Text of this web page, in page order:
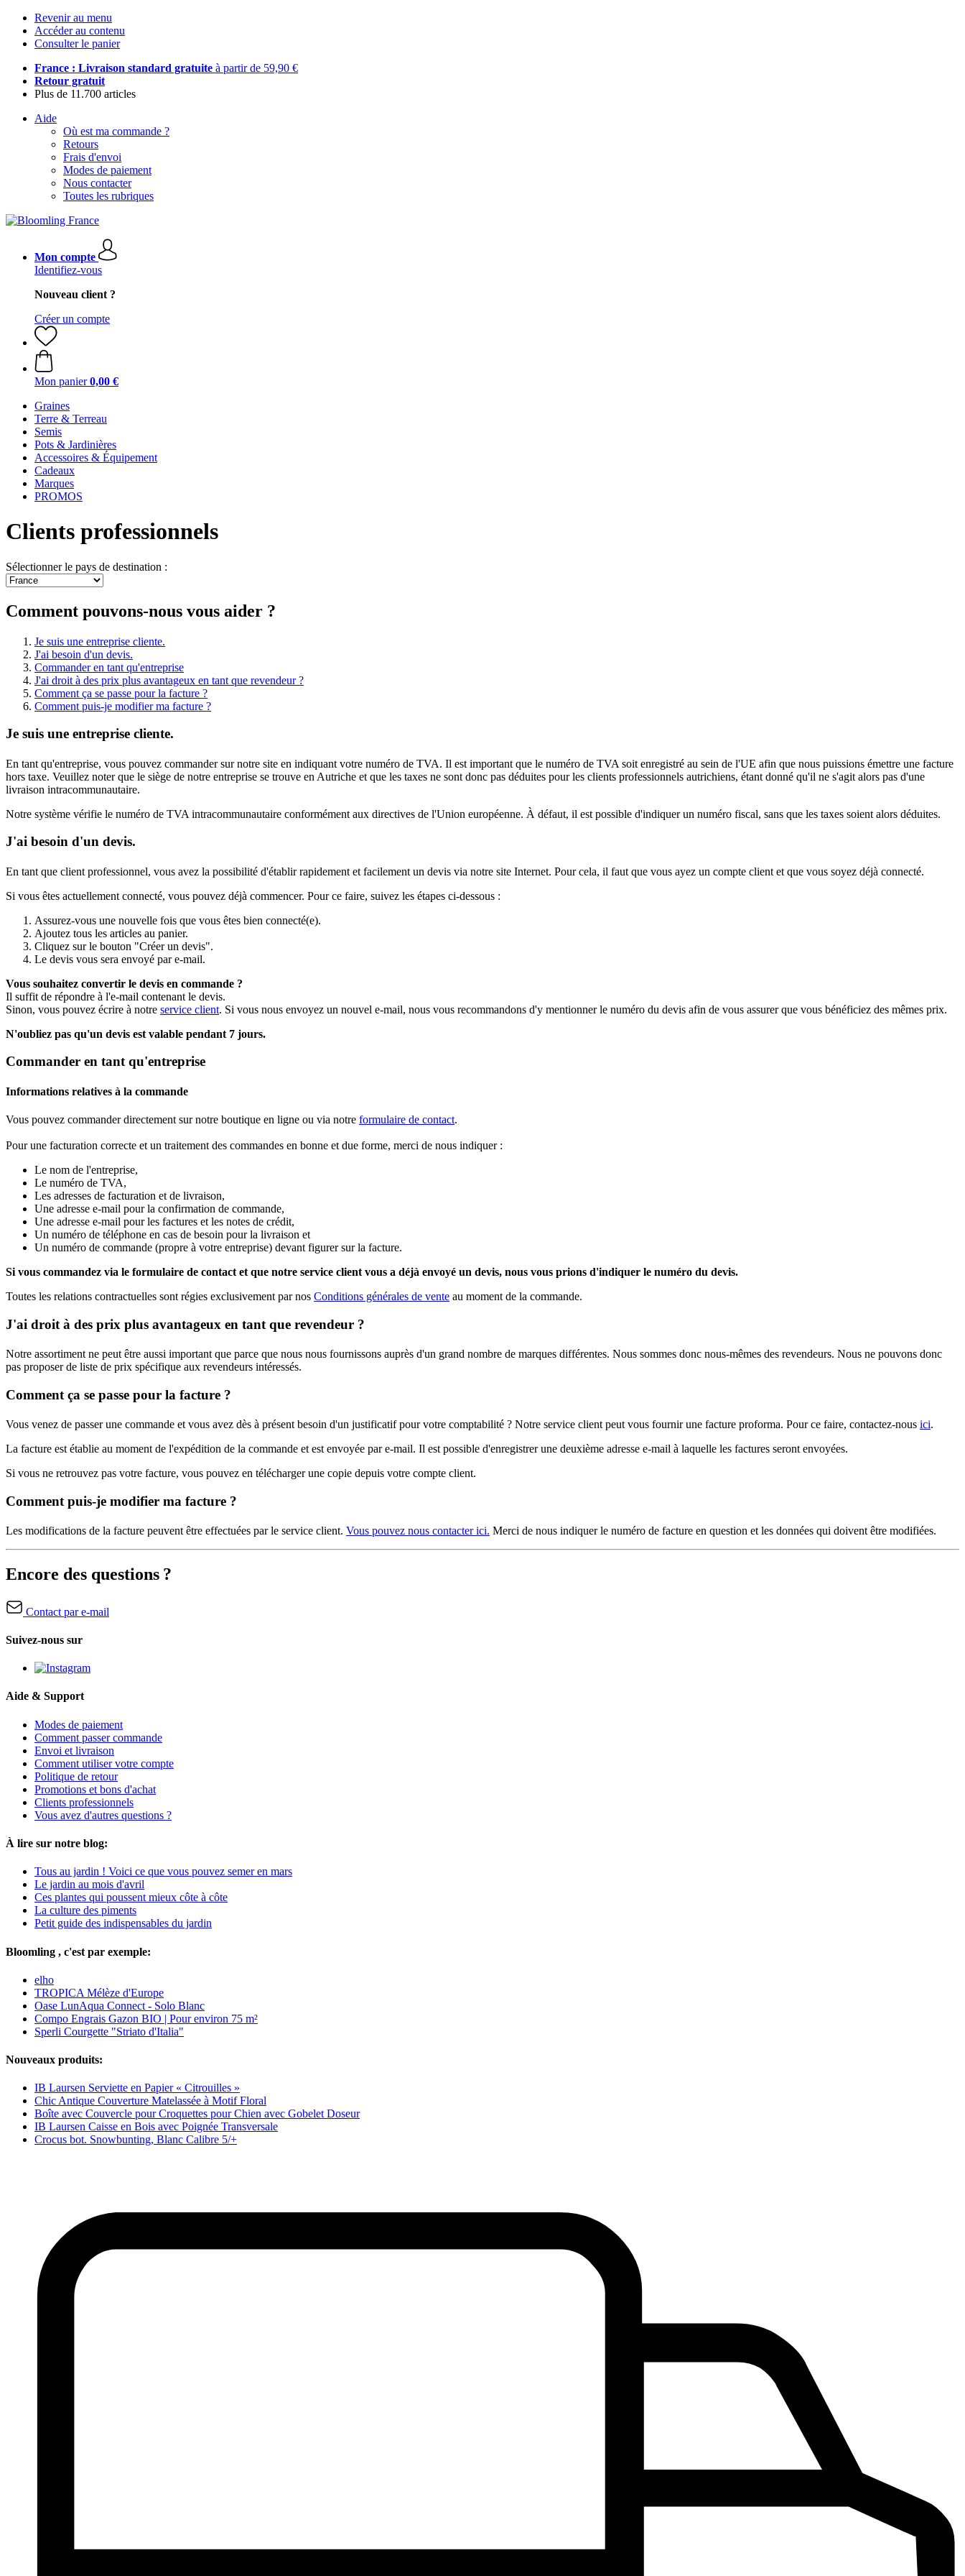
Revenir au menu
Accéder au contenu
Consulter le panier
France : Livraison standard gratuite à partir de 59,90 €
Retour gratuit
Plus de 11.700 articles
Aide
Où est ma commande ?
Retours
Frais d'envoi
Modes de paiement
Nous contacter
Toutes les rubriques
Mon compte
Identifiez-vous
Nouveau client ?
Créer un compte
Mon panier 0,00 €
Graines
Terre & Terreau
Semis
Pots & Jardinières
Accessoires & Équipement
Cadeaux
Marques
PROMOS
Clients professionnels
Sélectionner le pays de destination :
Comment pouvons-nous vous aider ?
Je suis une entreprise cliente.
J'ai besoin d'un devis.
Commander en tant qu'entreprise
J'ai droit à des prix plus avantageux en tant que revendeur ?
Comment ça se passe pour la facture ?
Comment puis-je modifier ma facture ?
Je suis une entreprise cliente.
En tant qu'entreprise, vous pouvez commander sur notre site en indiquant votre numéro de TVA. Il est important que le numéro de TVA soit enregistré au sein de l'UE afin que nous puissions émettre une facture
hors taxe. Veuillez noter que le siège de notre entreprise se trouve en Autriche et que les taxes ne sont donc pas déduites pour les clients professionnels autrichiens, étant donné qu'il ne s'agit alors pas d'une
livraison intracommunautaire.
Notre système vérifie le numéro de TVA intracommunautaire conformément aux directives de l'Union européenne. À défaut, il est possible d'indiquer un numéro fiscal, sans que les taxes soient alors déduites.
J'ai besoin d'un devis.
En tant que client professionnel, vous avez la possibilité d'établir rapidement et facilement un devis via notre site Internet. Pour cela, il faut que vous ayez un compte client et que vous soyez déjà connecté.
Si vous êtes actuellement connecté, vous pouvez déjà commencer. Pour ce faire, suivez les étapes ci-dessous :
Assurez-vous une nouvelle fois que vous êtes bien connecté(e).
Ajoutez tous les articles au panier.
Cliquez sur le bouton "Créer un devis".
Le devis vous sera envoyé par e-mail.
Vous souhaitez convertir le devis en commande ?
Il suffit de répondre à l'e-mail contenant le devis.
Sinon, vous pouvez écrire à notre service client. Si vous nous envoyez un nouvel e-mail, nous vous recommandons d'y mentionner le numéro du devis afin de vous assurer que vous bénéficiez des mêmes prix.
N'oubliez pas qu'un devis est valable pendant 7 jours.
Commander en tant qu'entreprise
Informations relatives à la commande
Vous pouvez commander directement sur notre boutique en ligne ou via notre formulaire de contact.
Pour une facturation correcte et un traitement des commandes en bonne et due forme, merci de nous indiquer :
Le nom de l'entreprise,
Le numéro de TVA,
Les adresses de facturation et de livraison,
Une adresse e-mail pour la confirmation de commande,
Une adresse e-mail pour les factures et les notes de crédit,
Un numéro de téléphone en cas de besoin pour la livraison et
Un numéro de commande (propre à votre entreprise) devant figurer sur la facture.
Si vous commandez via le formulaire de contact et que notre service client vous a déjà envoyé un devis, nous vous prions d'indiquer le numéro du devis.
Toutes les relations contractuelles sont régies exclusivement par nos Conditions générales de vente au moment de la commande.
J'ai droit à des prix plus avantageux en tant que revendeur ?
Notre assortiment ne peut être aussi important que parce que nous nous fournissons auprès d'un grand nombre de marques différentes. Nous sommes donc nous-mêmes des revendeurs. Nous ne pouvons donc
pas proposer de liste de prix spécifique aux revendeurs intéressés.
Comment ça se passe pour la facture ?
Vous venez de passer une commande et vous avez dès à présent besoin d'un justificatif pour votre comptabilité ? Notre service client peut vous fournir une facture proforma. Pour ce faire, contactez-nous ici.
La facture est établie au moment de l'expédition de la commande et est envoyée par e-mail. Il est possible d'enregistrer une deuxième adresse e-mail à laquelle les factures seront envoyées.
Si vous ne retrouvez pas votre facture, vous pouvez en télécharger une copie depuis votre compte client.
Comment puis-je modifier ma facture ?
Les modifications de la facture peuvent être effectuées par le service client. Vous pouvez nous contacter ici. Merci de nous indiquer le numéro de facture en question et les données qui doivent être modifiées.
Encore des questions ?
Contact par e-mail
Suivez-nous sur
Aide & Support
Modes de paiement
Comment passer commande
Envoi et livraison
Comment utiliser votre compte
Politique de retour
Promotions et bons d'achat
Clients professionnels
Vous avez d'autres questions ?
À lire sur notre blog:
Tous au jardin ! Voici ce que vous pouvez semer en mars
Le jardin au mois d'avril
Ces plantes qui poussent mieux côte à côte
La culture des piments
Petit guide des indispensables du jardin
Bloomling , c'est par exemple:
elho
TROPICA Mélèze d'Europe
Oase LunAqua Connect - Solo Blanc
Compo Engrais Gazon BIO | Pour environ 75 m²
Sperli Courgette "Striato d'Italia"
Nouveaux produits:
IB Laursen Serviette en Papier « Citrouilles »
Chic Antique Couverture Matelassée à Motif Floral
Boîte avec Couvercle pour Croquettes pour Chien avec Gobelet Doseur
IB Laursen Caisse en Bois avec Poignée Transversale
Crocus bot. Snowbunting, Blanc Calibre 5/+